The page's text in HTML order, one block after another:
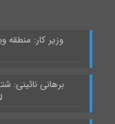
وزیر کار: منطقه
برهانی نائینی: